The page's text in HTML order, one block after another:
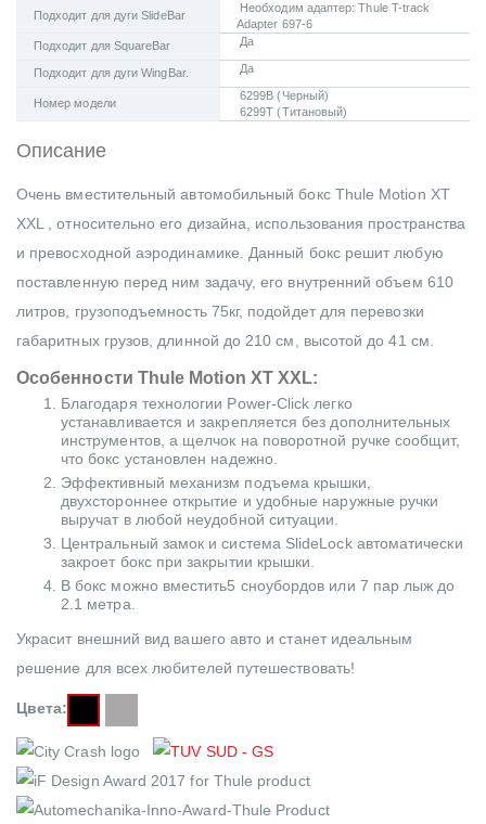
Подходит для дуги SlideBar
Необходим адаптер: Thule T-track
Adapter 697-6
Подходит для SquareBar
Да
Подходит для дуги WingBar. Да
Номер модели
6299B (Черный)
6299Т (Титановый)
Описание
Очень вместительный автомобильный бокс Thule Motion XT
XXL , относительно его дизайна, использования пространства
и превосходной аэродинамике. Данный бокс решит любую
поставленную перед ним задачу, его внутренний объем 610
литров, грузоподъемность 75кг, подойдет для перевозки
габаритных грузов, длинной до 210 см, высотой до 41 см.
Особенности Thule Motion XT XXL:
Благодаря технологии Power-Click легко
устанавливается и закрепляется без дополнительных
инструментов, а щелчок на поворотной ручке сообщит,
что бокс установлен надежно.
Эффективный механизм подъема крышки,
двухстороннее открытие и удобные наружные ручки
выручат в любой неудобной ситуации.
Центральный замок и система SlideLock автоматически
закроет бокс при закрытии крышки.
В бокс можно вместить5 сноубордов или 7 пар лыж до
2.1 метра.
Украсит внешний вид вашего авто и станет идеальным
решение для всех любителей путешествовать!
Цвета: